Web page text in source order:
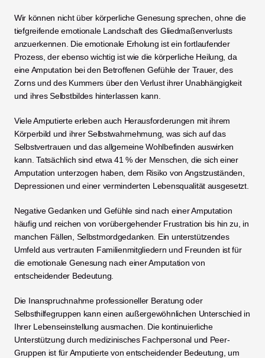
Wir können nicht über körperliche Genesung sprechen, ohne die
tiefgreifende emotionale Landschaft des Gliedmaßenverlusts
anzuerkennen. Die emotionale Erholung ist ein fortlaufender
Prozess, der ebenso wichtig ist wie die körperliche Heilung, da
eine Amputation bei den Betroffenen Gefühle der Trauer, des
Zorns und des Kummers über den Verlust ihrer Unabhängigkeit
und ihres Selbstbildes hinterlassen kann.
Viele Amputierte erleben auch Herausforderungen mit ihrem
Körperbild und ihrer Selbstwahrnehmung, was sich auf das
Selbstvertrauen und das allgemeine Wohlbefinden auswirken
kann. Tatsächlich sind etwa 41 % der Menschen, die sich einer
Amputation unterzogen haben, dem Risiko von Angstzuständen,
Depressionen und einer verminderten Lebensqualität ausgesetzt.
Negative Gedanken und Gefühle sind nach einer Amputation
häufig und reichen von vorübergehender Frustration bis hin zu, in
manchen Fällen, Selbstmordgedanken. Ein unterstützendes
Umfeld aus vertrauten Familienmitgliedern und Freunden ist für
die emotionale Genesung nach einer Amputation von
entscheidender Bedeutung.
Die Inanspruchnahme professioneller Beratung oder
Selbsthilfegruppen kann einen außergewöhnlichen Unterschied in
Ihrer Lebenseinstellung ausmachen. Die kontinuierliche
Unterstützung durch medizinisches Fachpersonal und Peer-
Gruppen ist für Amputierte von entscheidender Bedeutung, um